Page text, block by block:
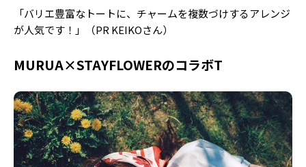
「バリエ豊富なトートに、チャームを複数づけするアレンジ
が人気です！」（PR KEIKOさん）
MURUA×STAYFLOWERのコラボT